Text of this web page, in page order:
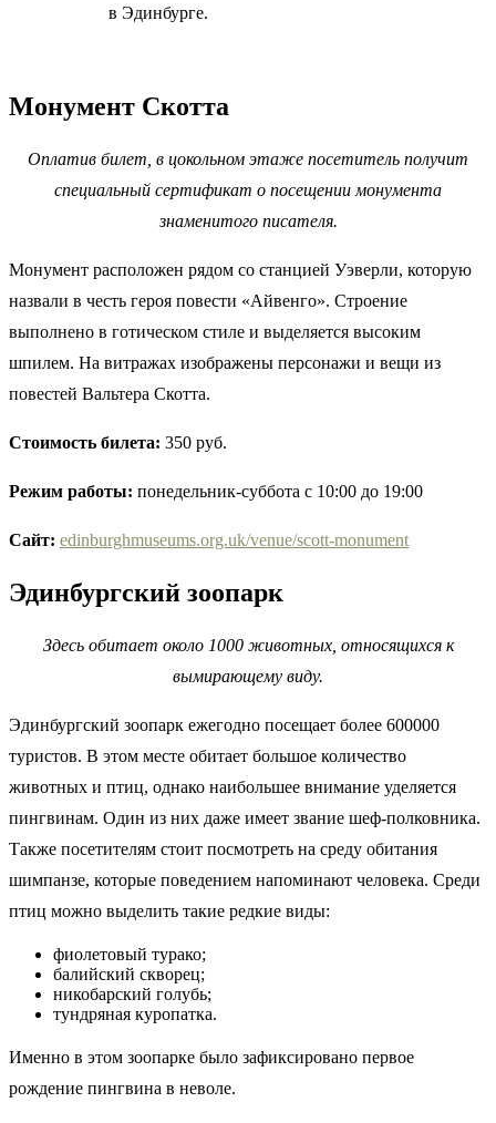
в Эдинбурге.
Монумент Скотта
Оплатив билет, в цокольном этаже посетитель получит
специальный сертификат о посещении монумента
знаменитого писателя.
Монумент расположен рядом со станцией Уэверли, которую
назвали в честь героя повести «Айвенго». Строение
выполнено в готическом стиле и выделяется высоким
шпилем. На витражах изображены персонажи и вещи из
повестей Вальтера Скотта.
Стоимость билета: 350 руб.
Режим работы: понедельник-суббота с 10:00 до 19:00
Сайт: edinburghmuseums.org.uk/venue/scott-monument
Эдинбургский зоопарк
Здесь обитает около 1000 животных, относящихся к
вымирающему виду.
Эдинбургский зоопарк ежегодно посещает более 600000
туристов. В этом месте обитает большое количество
животных и птиц, однако наибольшее внимание уделяется
пингвинам. Один из них даже имеет звание шеф-полковника.
Также посетителям стоит посмотреть на среду обитания
шимпанзе, которые поведением напоминают человека. Среди
птиц можно выделить такие редкие виды:
фиолетовый турако;
балийский скворец;
никобарский голубь;
тундряная куропатка.
Именно в этом зоопарке было зафиксировано первое
рождение пингвина в неволе.